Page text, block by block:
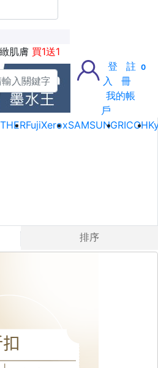
肌膚 買1送1
登
入
註
冊
我的帳
戶
0
FujiXeroxSAMSUNGRICOH
排序